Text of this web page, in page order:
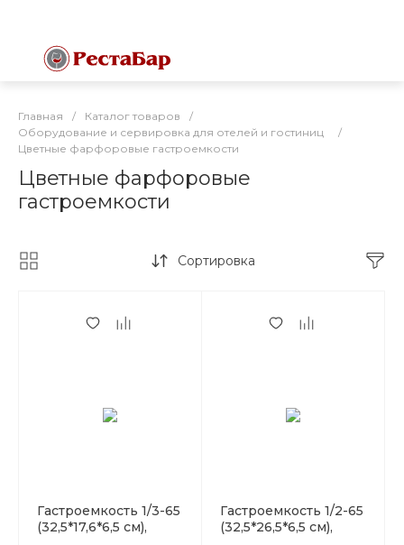
Главная / Каталог товаров
/
Оборудование и сервировка для отелей и гостиниц
/
Цветные фарфоровые гастроемкости
Цветные фарфоровые
гастроемкости
Сортировка
Гастроемкость 1/3-65
(32,5*17,6*6,5 см),
Гастроемкость 1/2-65
(32,5*26,5*6,5 см),